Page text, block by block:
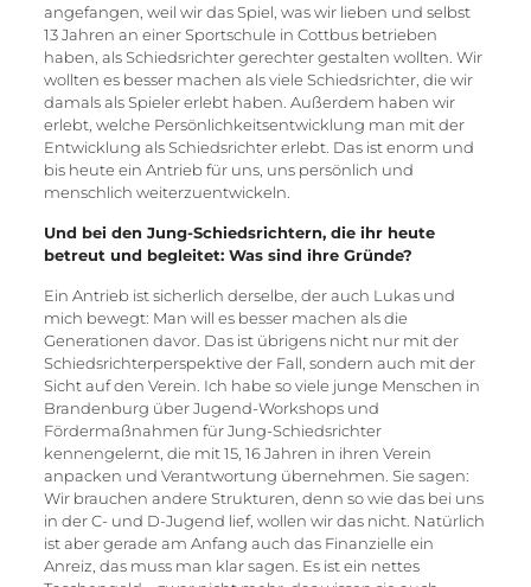
angefangen, weil wir das Spiel, was wir lieben und selbst
13 Jahren an einer Sportschule in Cottbus betrieben
haben, als Schiedsrichter gerechter gestalten wollten. Wir
wollten es besser machen als viele Schiedsrichter, die wir
damals als Spieler erlebt haben. Außerdem haben wir
erlebt, welche Persönlichkeitsentwicklung man mit der
Entwicklung als Schiedsrichter erlebt. Das ist enorm und
bis heute ein Antrieb für uns, uns persönlich und
menschlich weiterzuentwickeln.
Und bei den Jung-Schiedsrichtern, die ihr heute
betreut und begleitet: Was sind ihre Gründe?
Ein Antrieb ist sicherlich derselbe, der auch Lukas und
mich bewegt: Man will es besser machen als die
Generationen davor. Das ist übrigens nicht nur mit der
Schiedsrichterperspektive der Fall, sondern auch mit der
Sicht auf den Verein. Ich habe so viele junge Menschen in
Brandenburg über Jugend-Workshops und
Fördermaßnahmen für Jung-Schiedsrichter
kennengelernt, die mit 15, 16 Jahren in ihren Verein
anpacken und Verantwortung übernehmen. Sie sagen:
Wir brauchen andere Strukturen, denn so wie das bei uns
in der C- und D-Jugend lief, wollen wir das nicht. Natürlich
ist aber gerade am Anfang auch das Finanzielle ein
Anreiz, das muss man klar sagen. Es ist ein nettes